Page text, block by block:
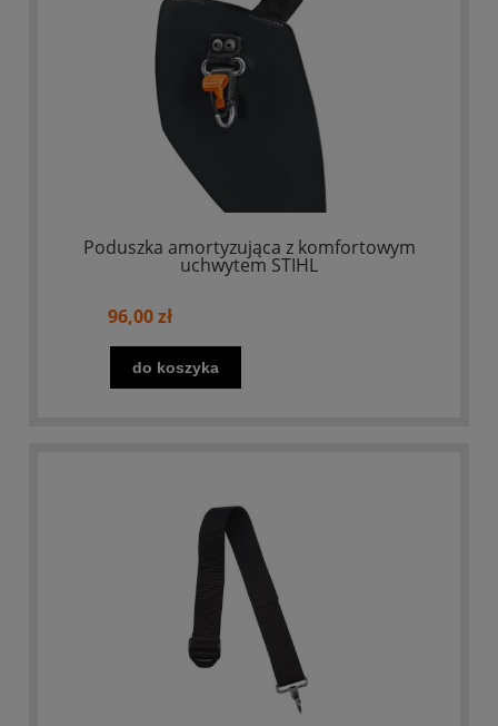
Poduszka amortyzująca z komfortowym
uchwytem STIHL
96,00 zł
do koszyka